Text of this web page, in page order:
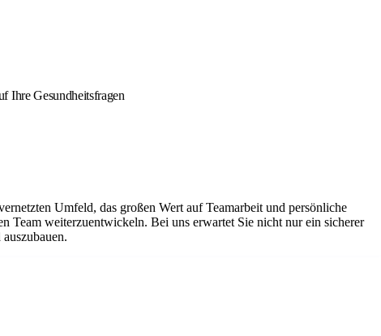
Ihre Gesundheitsfragen
Umfeld, das großen Wert auf Teamarbeit und persönliche
weiterzuentwickeln. Bei uns erwartet Sie nicht nur ein sicherer